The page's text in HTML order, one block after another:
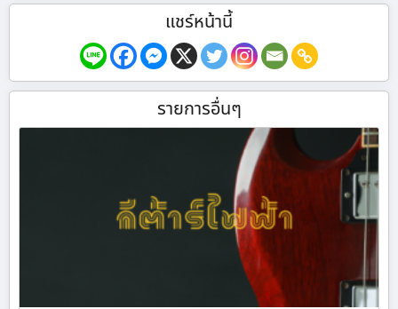
แชร์หน้านี้
รายการอื่นๆ